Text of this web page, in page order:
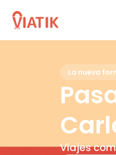
La nueva
Viajes